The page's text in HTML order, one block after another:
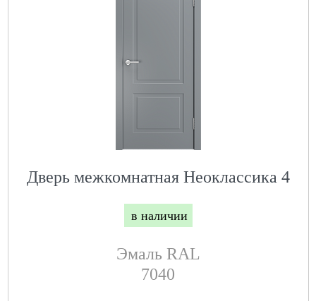
Дверь межкомнатная Неоклассика 4
в наличии
Эмаль RAL
7040